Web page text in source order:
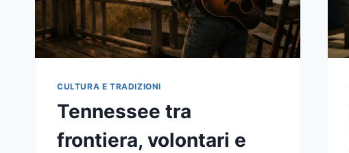
CULTURA E TRADIZIONI
Tennessee tra
frontiera, volontari e